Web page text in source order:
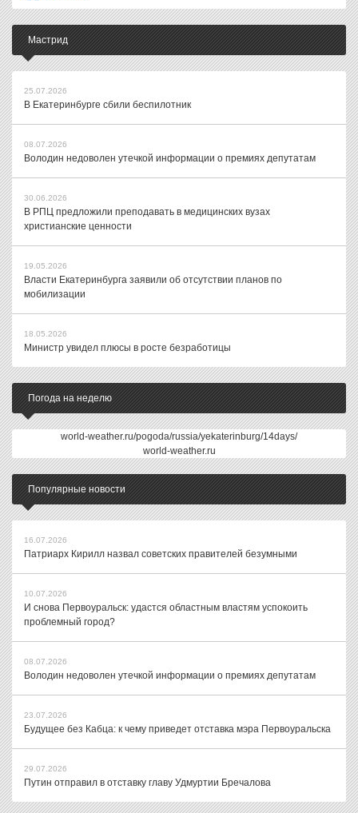
Мастрид
25.07.2026
В Екатеринбурге сбили беспилотник
08.07.2026
Володин недоволен утечкой информации о премиях депутатам
30.06.2026
В РПЦ предложили преподавать в медицинских вузах
христианские ценности
19.05.2026
Власти Екатеринбурга заявили об отсутствии планов по
мобилизации
18.05.2026
Министр увидел плюсы в росте безработицы
Погода на неделю
world-weather.ru/pogoda/russia/yekaterinburg/14days/
world-weather.ru
Популярные новости
16.07.2026
Патриарх Кирилл назвал советских правителей безумными
10.07.2026
И снова Первоуральск: удастся областным властям успокоить
проблемный город?
08.07.2026
Володин недоволен утечкой информации о премиях депутатам
23.07.2026
Будущее без Кабца: к чему приведет отставка мэра Первоуральска
29.07.2026
Путин отправил в отставку главу Удмуртии Бречалова